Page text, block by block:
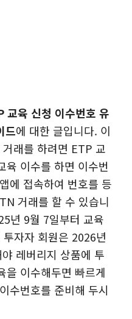
교육 신청 이수번호 유
드에 대한 글입니다. 이
래를 하려면 ETP 교
육 이수를 하면 이수번
에 접속하여 번호를 등
거래를 할 수 있습니
년 9월 7일부터 교육
자자 회원은 2026년
레버리지 상품에 투
을 이수해두면 빠르게
수번호를 준비해 두시